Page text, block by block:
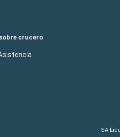
crucero